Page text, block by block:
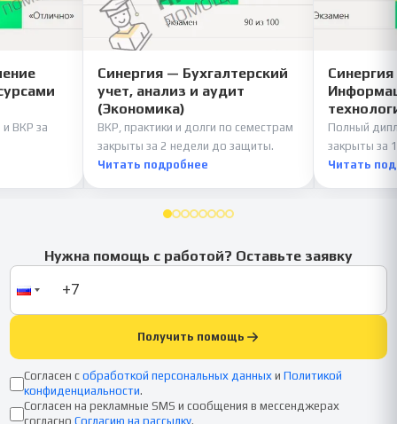
и ВКР за
Синергия — Бухгалтерский
учет, анализ и аудит
(Экономика)
ВКР, практики и долги по семестрам
закрыты за 2 недели до защиты.
Читать подробнее
Полный
закрыты за
Читать
Нужна помощь с работой? Оставьте заявку
Получить помощь
Согласен с обработкой персональных данных и Политикой
конфиденциальности.
Согласен на рекламные SMS и сообщения в мессенджерах
согласно Согласию на рассылку.